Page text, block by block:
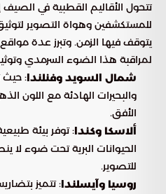
تتحول الأقاليم القطبية في
للمستكشفين وهواة التصوير
يتوقف فيها الزمن. وتبرز عدة
لمراقبة هذا الضوء السرمدي
شمال السويد وفنلندا: حيث
والبحيرات الهادئة مع اللون
الأفق.
ألاسكا وكندا: توفر بيئة
الحيوانات البرية تحت ضوء لا
للتصوير.
روسيا وآيسلندا: تتميز